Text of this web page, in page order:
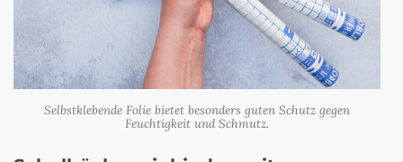
Selbstklebende Folie bietet besonders guten Schutz gegen
Feuchtigkeit und Schmutz.